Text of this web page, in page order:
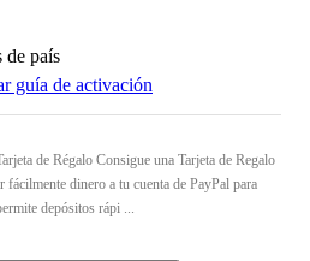
de país
guía de activación
de Régalo Consigue una Tarjeta de Regalo
fácilmente dinero a tu cuenta de PayPal para
depósitos rápi ...